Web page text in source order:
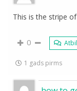
This is the stripe
0
1 gads pirms